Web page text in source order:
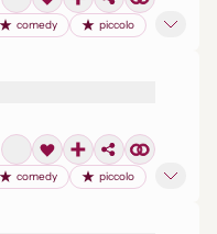
comedy piccolo
comedy piccolo